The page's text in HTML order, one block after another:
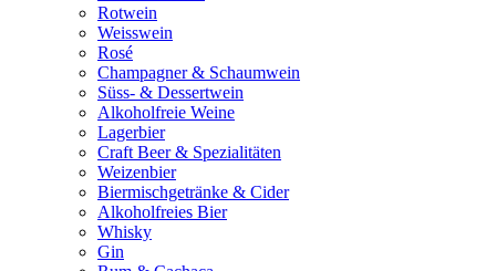
Rotwein
Weisswein
Rosé
Champagner & Schaumwein
Süss- & Dessertwein
Alkoholfreie Weine
Lagerbier
Craft Beer & Spezialitäten
Weizenbier
Biermischgetränke & Cider
Alkoholfreies Bier
Whisky
Gin